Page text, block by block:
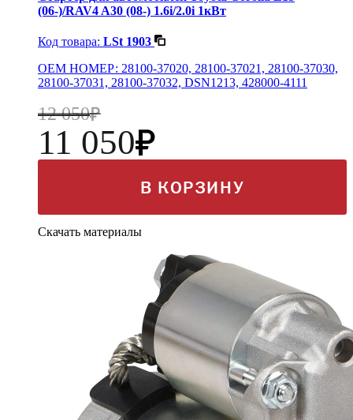
(06-)/RAV4 A30 (08-) 1.6i/2.0i 1кВт
Код товара: LSt 1903
OEM НОМЕР: 28100-37020, 28100-37021, 28100-37030,
28100-37031, 28100-37032, DSN1213, 428000-4111
12 050
11 050
В КОРЗИНУ
Скачать материалы